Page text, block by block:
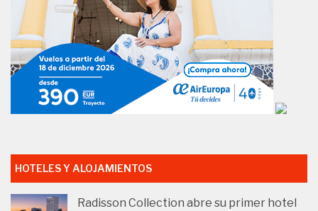
HOTELES Y ALOJAMIENTOS
Radisson Collection abre su primer hotel